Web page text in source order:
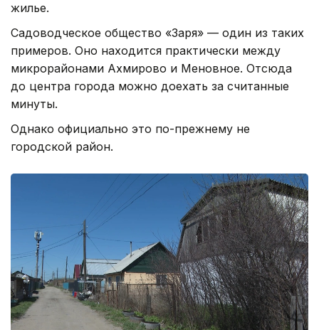
жилье.
Садоводческое общество «Заря» — один из таких
примеров. Оно находится практически между
микрорайонами Ахмирово и Меновное. Отсюда
до центра города можно доехать за считанные
минуты.
Однако официально это по-прежнему не
городской район.